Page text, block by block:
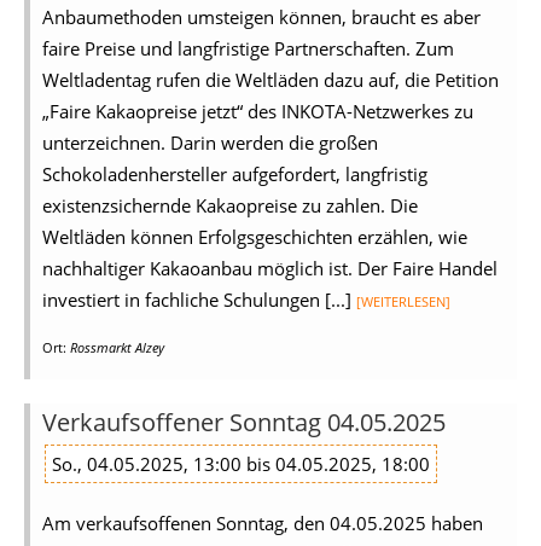
Anbaumethoden umsteigen können, braucht es aber
faire Preise und langfristige Partnerschaften. Zum
Weltladentag rufen die Weltläden dazu auf, die Petition
„Faire Kakaopreise jetzt“ des INKOTA-Netzwerkes zu
unterzeichnen. Darin werden die großen
Schokoladenhersteller aufgefordert, langfristig
existenzsichernde Kakaopreise zu zahlen. Die
Weltläden können Erfolgsgeschichten erzählen, wie
nachhaltiger Kakaoanbau möglich ist. Der Faire Handel
investiert in fachliche Schulungen [...] [WEITERLESEN]
Ort: Rossmarkt Alzey
Verkaufsoffener Sonntag 04.05.2025
So., 04.05.2025, 13:00 bis 04.05.2025, 18:00
Am verkaufsoffenen Sonntag, den 04.05.2025 haben